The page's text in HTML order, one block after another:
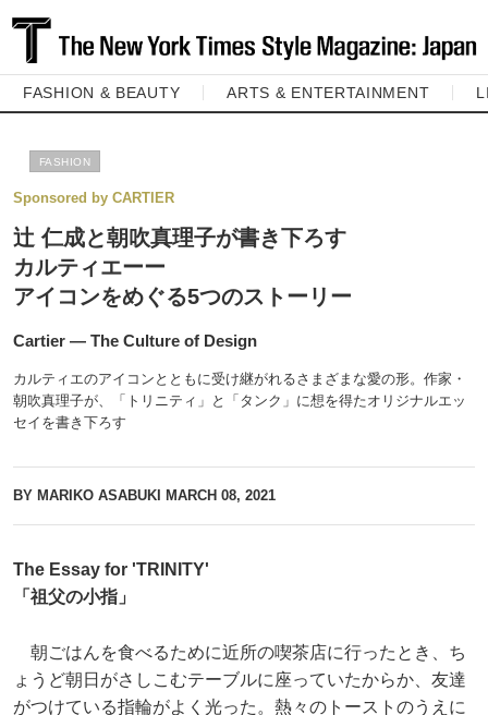
FASHION & BEAUTY ARTS & ENTERTAINMENT
FASHION
Sponsored by CARTIER
辻 仁成と朝吹真理子が書き下ろす
カルティエーー
アイコンをめぐる5つのストーリー
Cartier ― The Culture of Design
カルティエのアイコンとともに受け継がれるさまざまな愛の形。作家・
朝吹真理子が、「トリニティ」と「タンク」に想を得たオリジナルエッ
セイを書き下ろす
BY MARIKO ASABUKI MARCH 08, 2021
The Essay for 'TRINITY'
「祖父の小指」
朝ごはんを食べるために近所の喫茶店に行ったとき、ち
ょうど朝日がさしこむテーブルに座っていたからか、友達
がつけている指輪がよく光った。熱々のトーストのうえに